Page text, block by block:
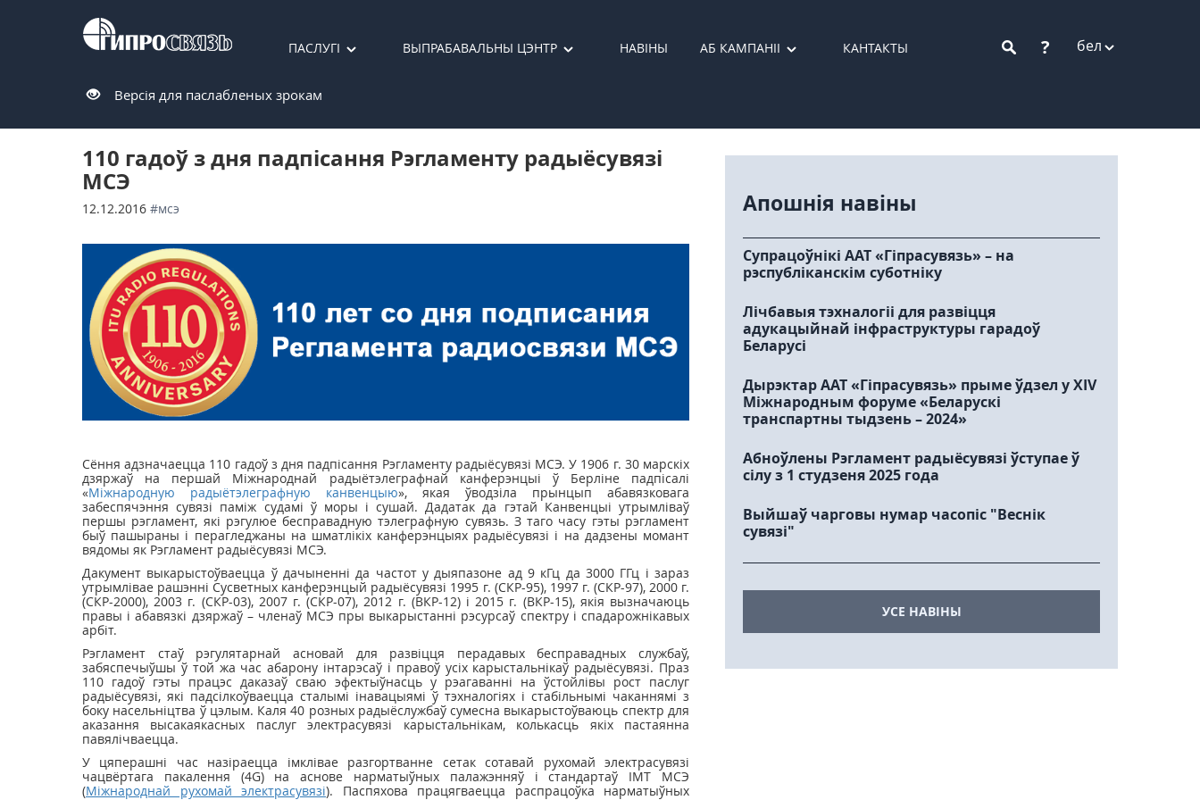
ПАСЛУГІ ВЫПРАБАВАЛЬНЫ ЦЭНТР НАВІНЫ АБ КАМПАНІІ КАНТАКТЫ ? бел
Версія для паслабленых зрокам
110 гадоў з дня падпісання Рэгламенту радыёсувязі
МСЭ
12.12.2016 #мсэ
Сёння адзначаецца 110 гадоў з дня падпісання Рэгламенту радыёсувязі МСЭ. У 1906 г. 30 марскіх
дзяржаў на першай Міжнароднай радыётэлеграфнай канферэнцыі ў Берліне падпісалі
«Міжнародную радыётэлеграфную канвенцыю», якая ўводзіла прынцып абавязковага
забеспячэння сувязі паміж судамі ў моры і сушай. Дадатак да гэтай Канвенцыі утрымліваў
першы рэгламент, які рэгулюе бесправадную тэлеграфную сувязь. З таго часу гэты рэгламент
быў пашыраны і перагледжаны на шматлікіх канферэнцыях радыёсувязі і на дадзены момант
вядомы як Рэгламент радыёсувязі МСЭ.
Дакумент выкарыстоўваецца ў дачыненні да частот у дыяпазоне ад 9 кГц да 3000 ГГц і зараз
утрымлівае рашэнні Сусветных канферэнцый радыёсувязі 1995 г. (СКР-95), 1997 г. (СКР-97), 2000 г.
(СКР-2000), 2003 г. (СКР-03), 2007 г. (СКР-07), 2012 г. (ВКР-12) і 2015 г. (ВКР-15), якія вызначаюць
правы і абавязкі дзяржаў – членаў МСЭ пры выкарыстанні рэсурсаў спектру і спадарожнікавых
арбіт.
Рэгламент стаў рэгулятарнай асновай для развіцця перадавых бесправадных службаў,
забяспечыўшы ў той жа час абарону інтарэсаў і правоў усіх карыстальнікаў радыёсувязі. Праз
110 гадоў гэты працэс даказаў сваю эфектыўнасць у рэагаванні на ўстойлівы рост паслуг
радыёсувязі, які падсілкоўваецца сталымі інавацыямі ў тэхналогіях і стабільнымі чаканнямі з
боку насельніцтва ў цэлым. Каля 40 розных радыёслужбаў сумесна выкарыстоўваюць спектр для
аказання высакаякасных паслуг электрасувязі карыстальнікам, колькасць якіх пастаянна
павялічваецца.
У цяперашні час назіраецца імклівае разгортванне сетак сотавай рухомай электрасувязі
чацвёртага пакалення (4G) на аснове нарматыўных палажэнняў і стандартаў IMT МСЭ
(Міжнароднай рухомай электрасувязі). Паспяхова працягваецца распрацоўка нарматыўных
Апошнія навіны
Супрацоўнікі ААТ «Гіпрасувязь» – на
рэспубліканскім суботніку
Лічбавыя тэхналогіі для развіцця
адукацыйнай інфраструктуры гарадоў
Беларусі
Дырэктар ААТ «Гіпрасувязь» прыме ўдзел у XIV
Міжнародным форуме «Беларускі
транспартны тыдзень – 2024»
Абноўлены Рэгламент радыёсувязі ўступае ў
сілу з 1 студзеня 2025 года
Выйшаў чарговы нумар часопіс "Веснiк
сувязi"
УСЕ НАВІНЫ